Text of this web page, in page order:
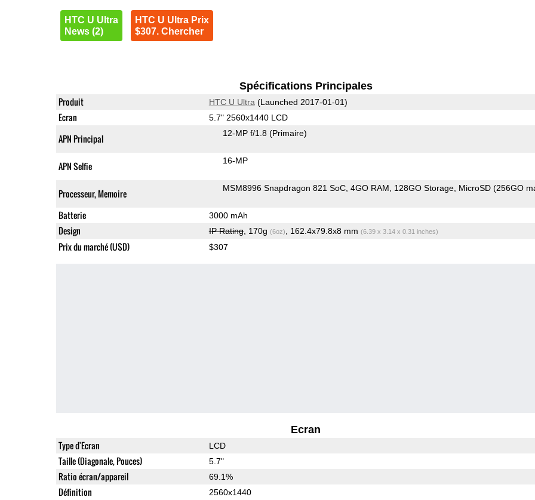
HTC U Ultra
News (2)
HTC U Ultra Prix
$307. Chercher
Spécifications Principales
Produit HTC U Ultra (Launched 2017-01-01)
Ecran 5.7" 2560x1440 LCD
APN Principal 12-MP f/1.8 (Primaire)
APN Selfie 16-MP
Processeur, Memoire MSM8996 Snapdragon 821 SoC 4GO RAM 128GO Storage MicroSD (256GO
Batterie 3000 mAh
Design IP Rating, 170g (6oz) , 162.4x79.8x8 mm (6.39 x 3.14 x 0.31 inches)
Prix du marché (USD) $307
Ecran
Type d'Ecran LCD
Taille (Diagonale, Pouces) 5.7"
Ratio écran/appareil 69.1%
Définition 2560x1440